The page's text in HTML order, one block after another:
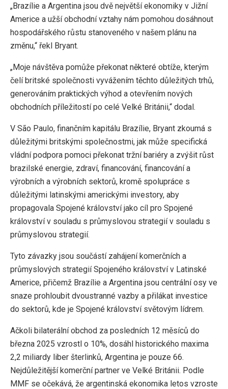
„Brazílie a Argentina jsou dvě největší ekonomiky v Jižní
Americe a užší obchodní vztahy nám pomohou dosáhnout
hospodářského růstu stanoveného v našem plánu na
změnu,“ řekl Bryant.
„Moje návštěva pomůže překonat některé obtíže, kterým
čelí britské společnosti vyvážením těchto důležitých trhů,
generováním praktických výhod a otevřením nových
obchodních příležitostí po celé Velké Británii,“ dodal.
V São Paulo, finančním kapitálu Brazílie, Bryant zkoumá s
důležitými britskými společnostmi, jak může specifická
vládní podpora pomoci překonat tržní bariéry a zvýšit růst
brazilské energie, zdraví, financování, financování a
výrobních a výrobních sektorů, kromě spolupráce s
důležitými latinskými americkými investory, aby
propagovala Spojené království jako cíl pro Spojené
království v souladu s průmyslovou strategií v souladu s
průmyslovou strategií.
Tyto závazky jsou součástí zahájení komerčních a
průmyslových strategií Spojeného království v Latinské
Americe, přičemž Brazílie a Argentina jsou centrální osy ve
snaze prohloubit dvoustranné vazby a přilákat investice
do sektorů, kde je Spojené království světovým lídrem.
Ačkoli bilaterální obchod za posledních 12 měsíců do
března 2025 vzrostl o 10%, dosáhl historického maxima
2,2 miliardy liber šterlinků, Argentina je pouze 66.
Nejdůležitější komerční partner ve Velké Británii. Podle
MMF se očekává, že argentinská ekonomika letos vzroste